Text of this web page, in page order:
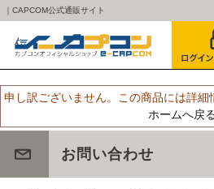
｜CAPCOM公式通販サイト
申し訳ございません。この商品には詳細
ホームへ戻
お問い合わせ